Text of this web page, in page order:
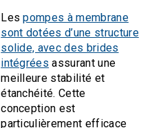
Lespompes à membrane
sont dotées d’une structure
solide, avec des brides
intégrées assurant une
meilleure stabilité et
étanchéité. Cette
conception est
particulièrement efficace